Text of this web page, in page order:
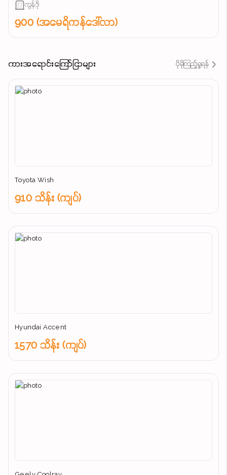
ကွန်ဒို
900 (အမေရိကန်ဒေါ်လာ)
ကားအရောင်းကြော်ငြာများ ပိုမိုကြည့်ရှုရန်
Toyota Wish
910 သိန်း (ကျပ်)
Hyundai Accent
1570 သိန်း (ကျပ်)